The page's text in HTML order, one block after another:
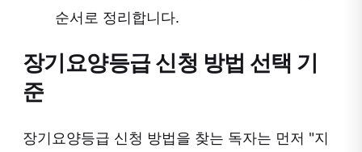
순서로 정리합니다.
장기요양등급 신청 방법 선택 기
준
장기요양등급 신청 방법을 찾는 독자는 먼저 "지